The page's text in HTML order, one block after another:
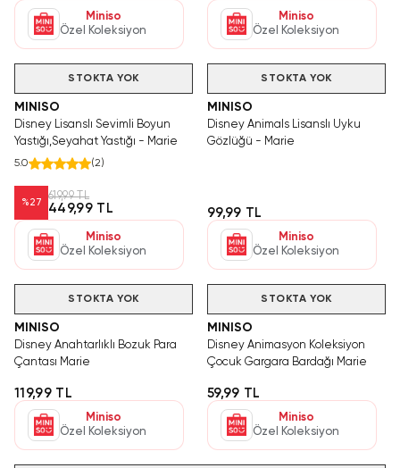
Miniso
Özel Koleksiyon
Miniso
Özel Koleksiyon
STOKTA YOK
MINISO
Disney Lisanslı Sevimli Boyun
Yastığı,Seyahat Yastığı - Marie
5.0 (2)
%27
619,99 TL
449,99 TL
Miniso
Özel Koleksiyon
STOKTA YOK
MINISO
Disney Animals Lisanslı Uyku
Gözlüğü - Marie
99,99 TL
Miniso
Özel Koleksiyon
STOKTA YOK
MINISO
Disney Anahtarlıklı Bozuk Para
Çantası Marie
119,99 TL
Miniso
Özel Koleksiyon
STOKTA YOK
MINISO
Disney Animasyon Koleksiyon
Çocuk Gargara Bardağı Marie
59,99 TL
Miniso
Özel Koleksiyon